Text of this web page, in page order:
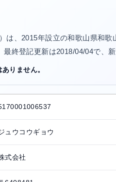
は、2015年設立の和歌山県和
終登記更新は2018/04/04で、新
りません。
ュウコウギョウ
式会社